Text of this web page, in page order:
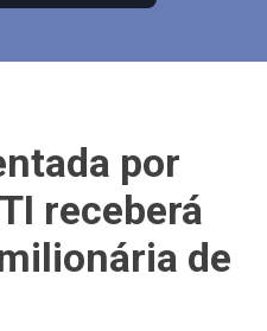
por
receberá
de